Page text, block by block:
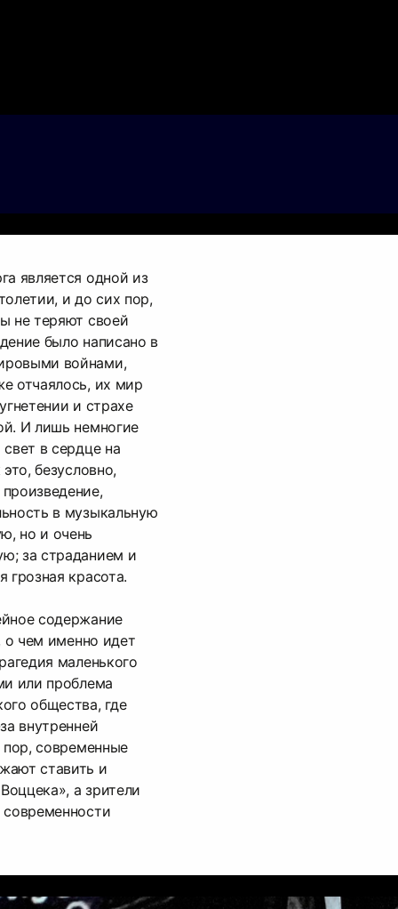
является одной из
и до сих пор,
не теряют своей
было написано в
войнами,
отчаялось, их мир
и страхе
И лишь немногие
в сердце на
безусловно,
в музыкальную
но и очень
за страданием и
грозная красота.
содержание
о чем именно идет
маленького
или проблема
общества, где
внутренней
современные
ставить и
а зрители